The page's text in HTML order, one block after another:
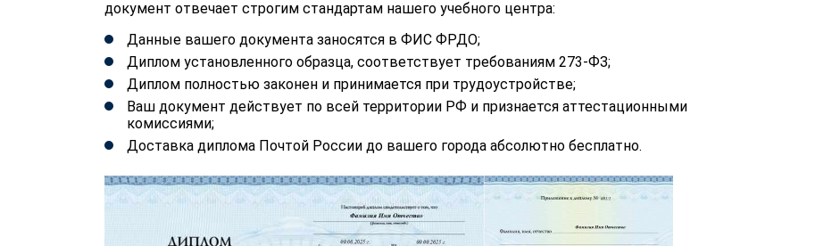
документ отвечает строгим стандартам нашего учебного центра:
Данные вашего документа заносятся в ФИС ФРДО;
Диплом установленного образца, соответствует требованиям 273-ФЗ;
Диплом полностью законен и принимается при трудоустройстве;
Ваш документ действует по всей территории РФ и признается аттестационными
комиссиями;
Доставка диплома Почтой России до вашего города абсолютно бесплатно.